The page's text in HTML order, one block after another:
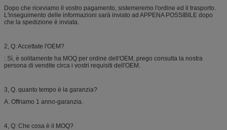
Dopo che riceviamo il vostro pagamento, sistemeremo l'ordine ed il trasporto.
L'inseguimento delle informazioni sarà inviato ad APPENA POSSIBILE dopo
che la spedizione è inviata.
2, Q: Accettate l'OEM?
: Sì, è solitamente ha MOQ per ordine dell'OEM, prego consulta la nostra
persona di vendite circa i vostri requisiti dell'OEM.
3, Q. quanto tempo è la garanzia?
A. Offriamo 1 anno-garanzia.
4, Q: Che cosa è il MOQ?